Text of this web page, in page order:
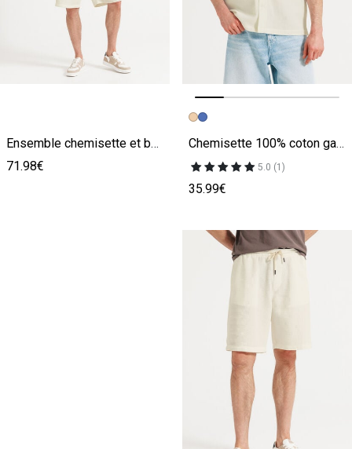
Ensemble chemisette et bermuda gaufré - Écru
71.98€
Image précédente
Image suivante
Chemisette 100% coton gaufrée unie
5.0 (1)
35.99€